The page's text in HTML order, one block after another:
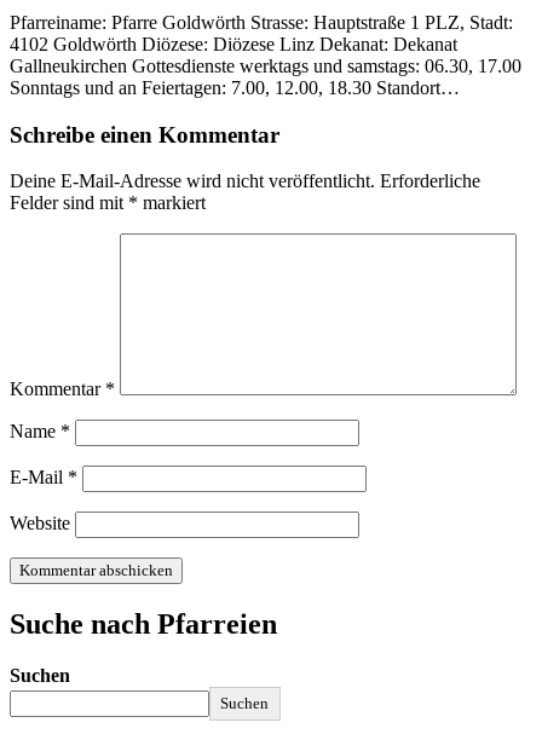
Pfarreiname: Pfarre Goldwörth Strasse: Hauptstraße 1 PLZ, Stadt:
4102 Goldwörth Diözese: Diözese Linz Dekanat: Dekanat
Gallneukirchen Gottesdienste werktags und samstags: 06.30, 17.00
Sonntags und an Feiertagen: 7.00, 12.00, 18.30 Standort…
Schreibe einen Kommentar
Deine E-Mail-Adresse wird nicht veröffentlicht. Erforderliche
Felder sind mit * markiert
Kommentar *
Name *
E-Mail *
Website
Suche nach Pfarreien
Suchen
Suchen